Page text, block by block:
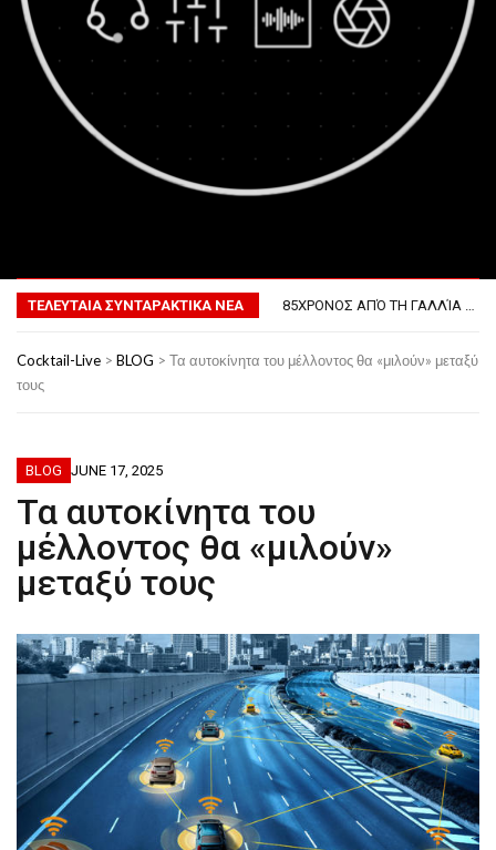
ΤΕΛΕΥΤΑΙΑ ΣΥΝΤΑΡΑΚΤΙΚΑ ΝΕΑ
ΣΚΗΝΟΘΈΤΗΣΕ ΤΗΝ ΚΛΟΠΉ ΤΟΥ ΑΥΤΟΚΙΝΉΤΟΥ ΤΟΥ ΓΙΑ ΝΑ ΑΠΟΦΎΓΕΙ ΨΏΝΙΑ ΜΕ ΤΗ ΣΎΖΥΓΟ!
ΤΟ ΠΡΏΤΟ ΜΠΆΡΜΠΕΚΙΟΥ ΣΤΟ ΔΙΆΣΤΗΜΑ
Cocktail-Live > BLOG > Τα αυτοκίνητα του μέλλοντος θα «μιλούν» μεταξύ
τους
BLOG JUNE 17, 2025
Τα αυτοκίνητα του
μέλλοντος θα «μιλούν»
μεταξύ τους